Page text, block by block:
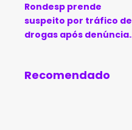
Rondesp prende
suspeito por tráfico de
drogas após denúncia
Recomendado